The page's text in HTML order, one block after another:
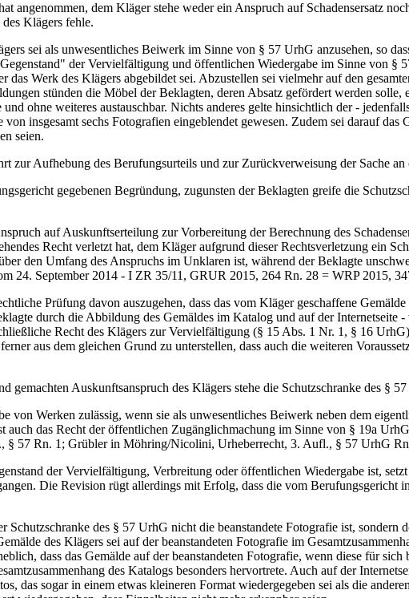
angenommen, dem Kläger stehe weder ein Anspruch auf Schadensersatz
Klägers fehle.
sei als unwesentliches Beiwerk im Sinne von § 57 UrhG anzusehen, so
der Vervielfältigung und öffentlichen Wiedergabe im Sinne von §
Werk des Klägers abgebildet sei. Abzustellen sei vielmehr auf den
stünden die Möbel der Beklagten, deren Absatz gefördert werden
ohne weiteres austauschbar. Nichts anderes gelte hinsichtlich der -
insgesamt sechs Fotografien eingeblendet gewesen. Zudem sei darauf das
seien.
zur Aufhebung des Berufungsurteils und zur Zurückverweisung der Sache an
gegebenen Begründung, zugunsten der Beklagten greife die
auf Auskunftserteilung zur Vorbereitung der Berechnung des
Recht verletzt hat, dem Kläger aufgrund dieser Rechtsverletzung ein
den Umfang des Anspruchs im Unklaren ist, während der Beklagte
24. September 2014 - I ZR 35/11, GRUR 2015, 264 Rn. 28 = WRP 2015,
Prüfung davon auszugehen, dass das vom Kläger geschaffene
durch die Abbildung des Gemäldes im Katalog und auf der Internetseite
Recht des Klägers zur Vervielfältigung (§ 15 Abs. 1 Nr. 1, § 16
aus dem gleichen Grund zu unterstellen, dass auch die weiteren
Auskunftsanspruch des Klägers stehe die Schutzschranke des §
Werken zulässig, wenn sie als unwesentliches Beiwerk neben dem
auch das Recht der öffentlichen Zugänglichmachung im Sinne von § 19a
57 Rn. 1; Grübler in Möhring/Nicolini, Urheberrecht, 3. Aufl., § 57 UrhG
der Vervielfältigung, Verbreitung oder öffentlichen Wiedergabe ist,
Die Revision rügt allerdings mit Erfolg, dass die vom Berufungsgericht
Schutzschranke des § 57 UrhG nicht die beanstandete Fotografie ist,
des Klägers sei auf der beanstandeten Fotografie im
dass das Gemälde auf der beanstandeten Fotografie, wenn diese für sich
des Katalogs besonders hervortrete. Auch auf der
das sogar in einem etwas kleineren Format wiedergegeben sei als die